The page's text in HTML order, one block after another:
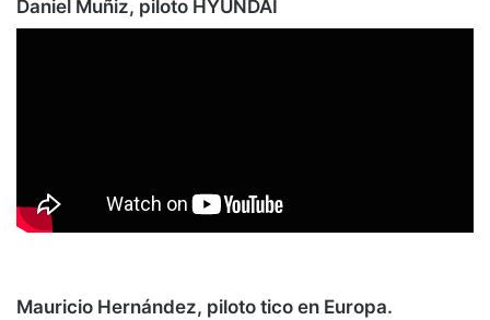
Daniel Muñiz, piloto HYUNDAI
Mauricio Hernández, piloto tico en Europa.